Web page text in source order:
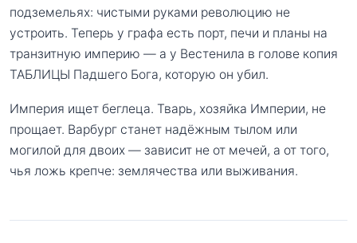
подземельях: чистыми руками революцию не
устроить. Теперь у графа есть порт, печи и планы на
транзитную империю — а у Вестенила в голове копия
ТАБЛИЦЫ Падшего Бога, которую он убил.
Империя ищет беглеца. Тварь, хозяйка Империи, не
прощает. Варбург станет надёжным тылом или
могилой для двоих — зависит не от мечей, а от того,
чья ложь крепче: землячества или выживания.